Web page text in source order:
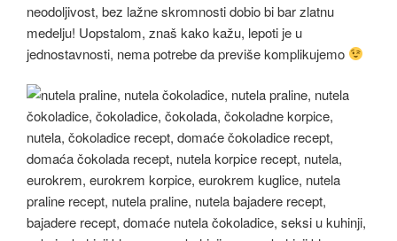
neodoljivost, bez lažne skromnosti dobio bi bar zlatnu
medelju! Uopstalom, znaš kako kažu, lepoti je u
jednostavnosti, nema potrebe da previše komplikujemo